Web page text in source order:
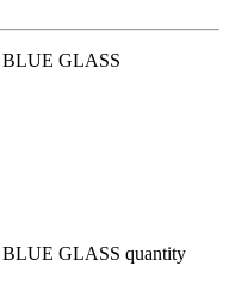
BLUE GLASS
GLASS quantity